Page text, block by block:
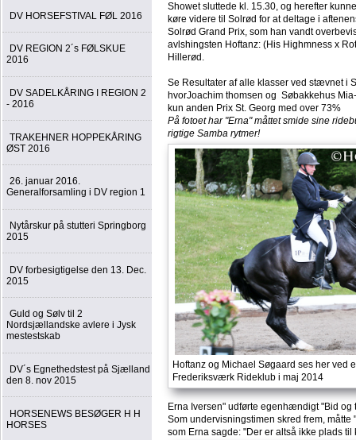
DV HORSEFSTIVAL FØL 2016
DV REGION 2´s FØLSKUE
2016
DV SADELKÅRING I REGION 2
- 2016
TRAKEHNER HOPPEKÅRING
ØST 2016
26. januar 2016.
Generalforsamling i DV region 1
Nytårskur på stutteri Springborg
2015
DV forbesigtigelse den 13. Dec.
2015
Guld og Sølv til 2
Nordsjællandske avlere i Jysk
mestestskab
DV´s Egnethedstest på Sjælland
den 8. nov 2015
HORSENEWS BESØGER H H
HORSES
Showet sluttede kl. 15.30, og herefter
køre videre til Solrød for at deltage i
Solrød Grand Prix, som han vandt
avlshingsten Hoftanz: (His Highmness x
Hillerød.
Se Resultater af alle klasser ved stævnet i
hvorJoachim thomsen og Søbakkehus
kun anden Prix St. Georg med over 73%
På fotoet har "Erna" måttet smide sine
rigtige Samba rytmer!
Hoftanz og Michael Søgaard ses her ved
Frederiksværk Rideklub i maj 2014
Erna Iversen" udførte egenhændigt "Bid og
Som undervisningstimen skred frem,
som Erna sagde: "Der er altså ikke plads